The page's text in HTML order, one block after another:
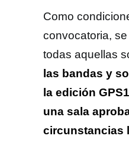
Como
convocatoria,
todas aquellas
las bandas y
la edición
una sala
circunstancias